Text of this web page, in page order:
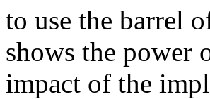
to use the barrel
shows the power
impact of the